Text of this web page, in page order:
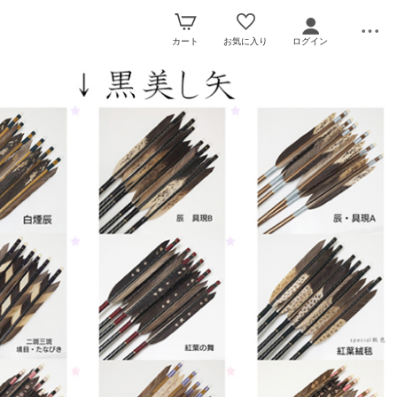
カート お気に入り ログイン